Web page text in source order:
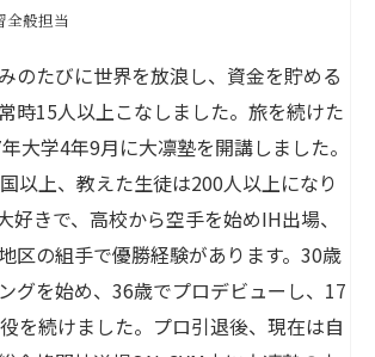
般担当
のたびに世界を放浪し、資金を貯める
時15人以上こなしました。旅を続けた
大学4年9月に大凛塾を開講しました。
以上、教えた生徒は200人以上になり
好きで、高校から空手を始めIH出場、
区の組手で優勝経験があります。30歳
グを始め、36歳でプロデビューし、17
を続けました。プロ引退後、現在は自